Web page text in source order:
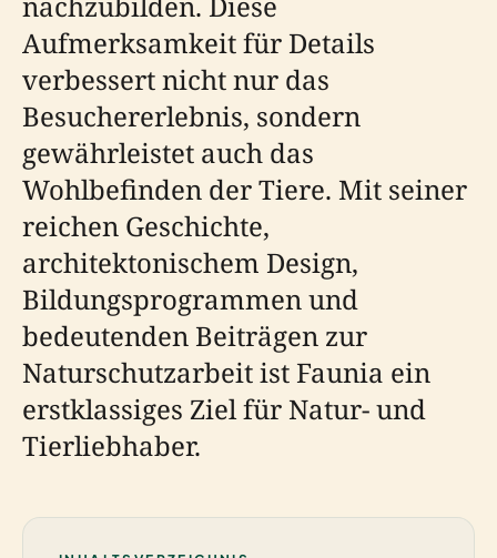
Aufmerksamkeit für Details
verbessert nicht nur das
Besuchererlebnis, sondern
gewährleistet auch das
Wohlbefinden der Tiere. Mit seiner
reichen Geschichte,
architektonischem Design,
Bildungsprogrammen und
bedeutenden Beiträgen zur
Naturschutzarbeit ist Faunia ein
erstklassiges Ziel für Natur- und
Tierliebhaber.